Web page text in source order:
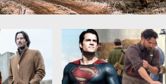
Üçüncüsü Oldu
güvencesidir”